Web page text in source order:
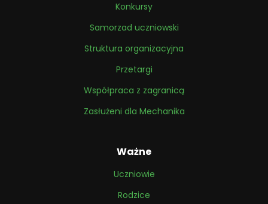
Konkursy
Samorzad uczniowski
Struktura organizacyjna
Przetargi
Współpraca z zagranicą
Zasłużeni dla Mechanika
Ważne
Uczniowie
Rodzice